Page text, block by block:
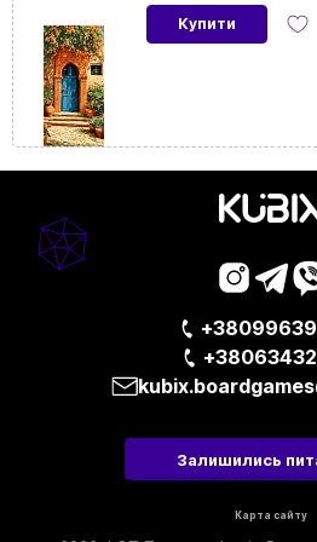
Купити
Залишились
Карта сайту